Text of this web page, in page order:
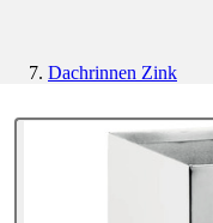
Dachrinnen Zink